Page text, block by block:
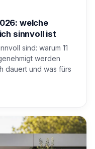
welche
sinnvoll ist
sind: warum 11
werden
dauert und was fürs